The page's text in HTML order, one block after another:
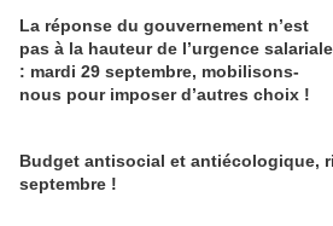
La réponse du gouvernement n’est
pas à la hauteur de l’urgence salariale
: mardi 29 septembre, mobilisons-
nous pour imposer d’autres choix !
Budget antisocial et antiécologique,
septembre !